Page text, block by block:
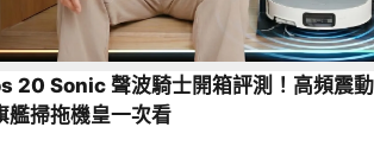
20 Sonic 聲波騎士開箱評測！高頻震
掃拖機皇一次看